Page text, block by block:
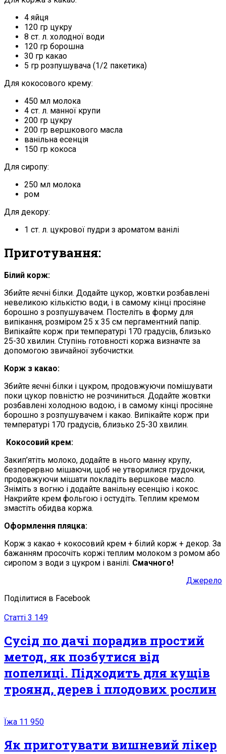
4 яйця
120 гр цукру
8 ст. л. холодної води
120 гр борошна
30 гр какао
5 гр розпушувача (1/2 пакетика)
Для кокосового крему:
450 мл молока
4 ст. л. манної крупи
200 гр цукру
200 гр вершкового масла
ванільна есенція
150 гр кокоса
Для сиропу:
250 мл молока
ром
Для декору:
1 ст. л. цукрової пудри з ароматом ванілі
Приготування:
Білий корж:
Збийте яєчні білки. Додайте цукор, жовтки розбавлені
невеликою кількістю води, і в самому кінці просіяне
борошно з розпушувачем. Постеліть в форму для
випікання, розміром 25 х 35 см пергаментний папір.
Випікайте корж при температурі 170 градусів, близько
25-30 хвилин. Ступінь готовності коржа визначте за
допомогою звичайної зубочистки.
Корж з какао:
Збийте яєчні білки і цукром, продовжуючи помішувати
поки цукор повністю не розчиниться. Додайте жовтки
розбавлені холодною водою, і в самому кінці просіяне
борошно з розпушувачем і какао. Випікайте корж при
температурі 170 градусів, близько 25-30 хвилин.
Кокосовий крем:
Закип’ятіть молоко, додайте в нього манну крупу,
безперервно мішаючи, щоб не утворилися грудочки,
продовжуючи мішати покладіть вершкове масло.
Зніміть з вогню і додайте ванільну есенцію і кокос.
Накрийте крем фольгою і остудіть. Теплим кремом
змастіть обидва коржа.
Оформлення пляцка:
Корж з какао + кокосовий крем + білий корж + декор. За
бажанням просочіть коржі теплим молоком з ромом або
сиропом з води з цукром і ванілі. Смачного!
Джерело
Поділитися в Facebook
Статті 3 149
Сусід по дачі порадив простий
метод, як позбутися від
попелиці. Підходить для кущів
троянд, дерев і плодових рослин
Їжа 11 950
Як приготувати вишневий лікер